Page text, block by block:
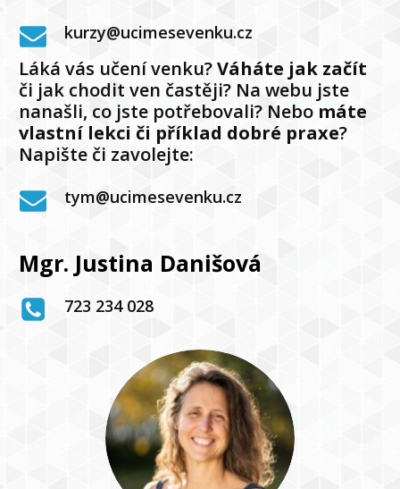
kurzy@ucimesevenku.cz
Láká vás učení venku?Váháte jak začít
či jak chodit ven častěji? Na webu jste
nanašli, co jste potřebovali? Nebo máte
vlastní lekci či příklad dobré praxe?
Napište či zavolejte:
tym@ucimesevenku.cz
Mgr. Justina Danišová
723 234 028